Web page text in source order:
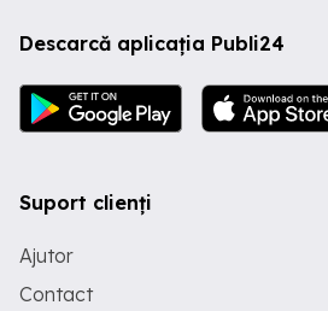
Descarcă aplicația Publi24
Suport clienți
Ajutor
Contact